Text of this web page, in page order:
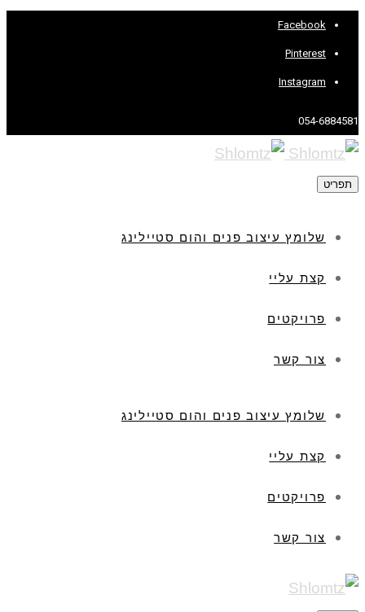
Facebook
Pinterest
Instagram
054-6884581
תפריט
שלומץ עיצוב פנים והום סטיילינג
קצת עליי
פרויקטים
צור קשר
שלומץ עיצוב פנים והום סטיילינג
קצת עליי
פרויקטים
צור קשר